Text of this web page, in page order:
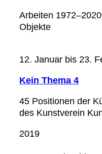
Arbeiten
Objekte
12. Januar bis 23.
Kein Thema 4
45 Positionen der
des Kunstverein
2019